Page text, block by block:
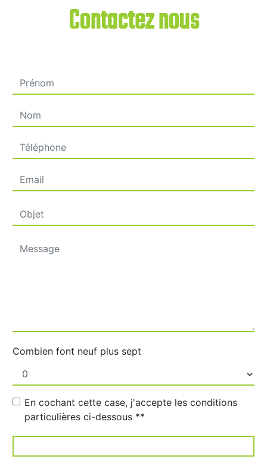
Contactez nous
Combien font neuf plus sept
En cochant cette case, j'accepte les conditions
particulières ci-dessous **